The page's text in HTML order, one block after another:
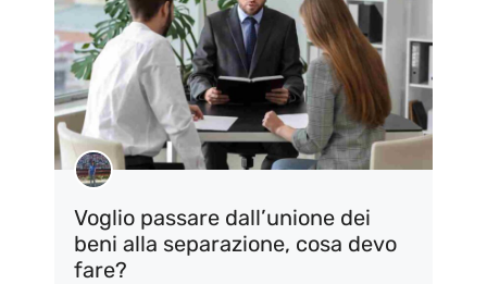
Voglio passare dall’unione dei
beni alla separazione, cosa devo
fare?